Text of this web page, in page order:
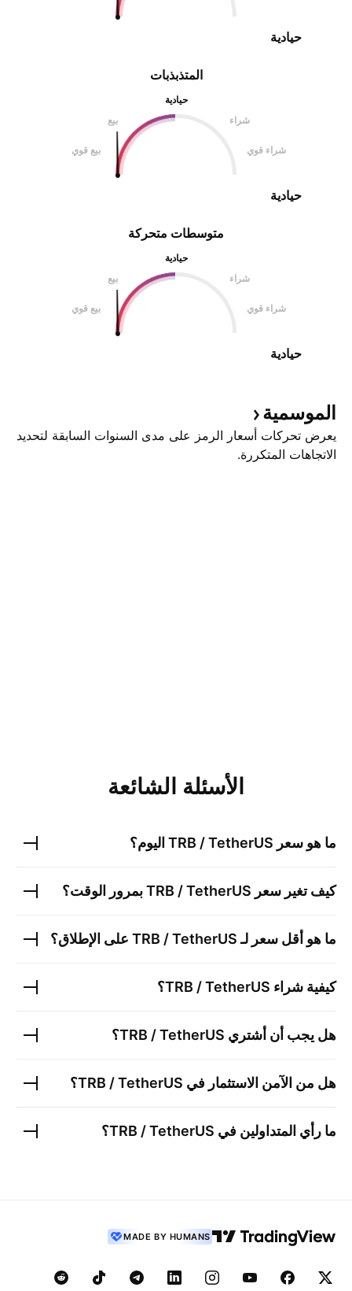
المتذبذبات
حيادية
بيع
شراء
بيع قوي شراء قوي
حيادية
حيادية
متوسطات متحركة
حيادية
بيع
شراء
بيع قوي شراء قوي
حيادية
الموسمية
يعرض تحركات أسعار الرمز على مدى السنوات السابقة لتحديد
الاتجاهات المتكررة.
الأسئلة الشائعة
ما هو سعر TRB / TetherUS اليوم؟
كيف تغير سعر TRB / TetherUSبمرور الوقت؟
ما هو أقل سعر لـTRB / TetherUS على الإطلاق؟
كيفية شراء TRB / TetherUS؟
هل يجب أن أشتري TRB / TetherUS؟
هل من الآمن الاستثمار في TRB / TetherUS؟
ما رأي المتداولين في TRB / TetherUS؟
MADE BY HUMANS